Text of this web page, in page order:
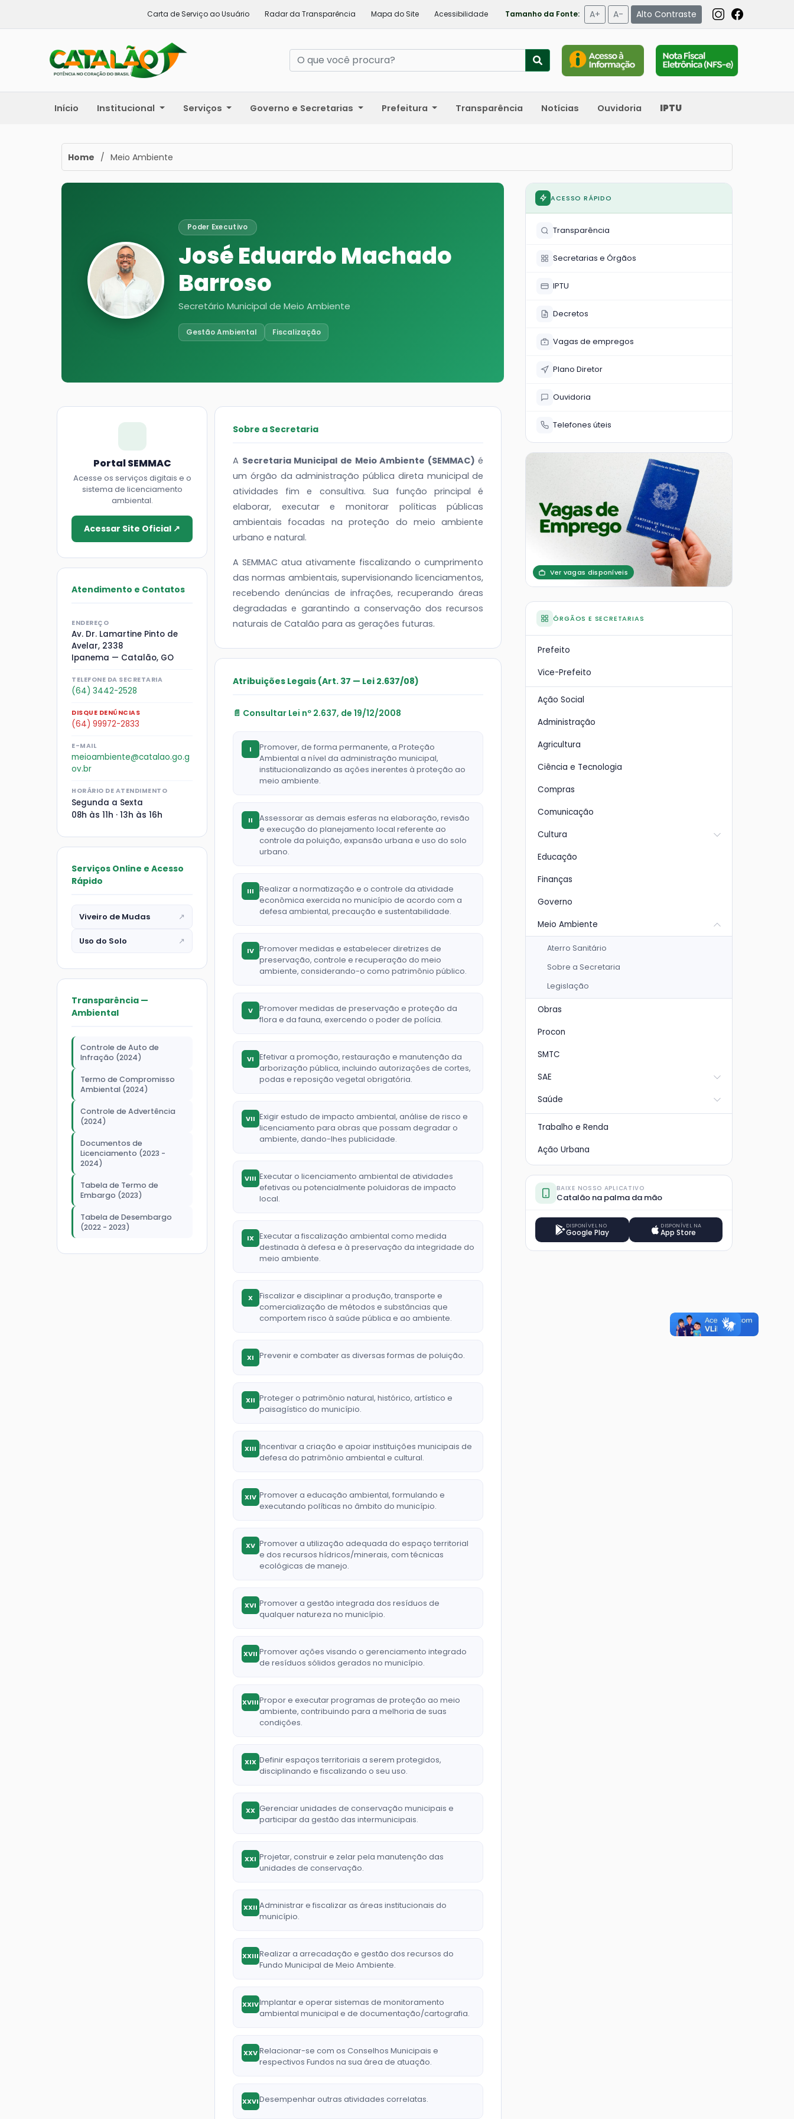
Carta de Serviço ao Usuário Radar da Transparência Mapa do Site Acessibilidade Tamanho da Fonte: A+ A- Alto Contraste
Início Institucional Serviços Governo e Secretarias Prefeitura Transparência Notícias Ouvidoria IPTU
Home / Meio Ambiente
Poder Executivo
José Eduardo Machado
Barroso
Secretário Municipal de Meio Ambiente
Gestão Ambiental Fiscalização
Portal SEMMAC
Acesse os serviços digitais e o
sistema de licenciamento
ambiental.
Acessar Site Oficial ↗
Atendimento e Contatos
ENDEREÇO
Av. Dr. Lamartine Pinto de
Avelar, 2338
Ipanema — Catalão, GO
TELEFONE DA SECRETARIA
(64) 3442-2528
DISQUE DENÚNCIAS
(64) 99972-2833
E-MAIL
meioambiente@catalao.go.g
ov.br
HORÁRIO DE ATENDIMENTO
Segunda a Sexta
08h às 11h · 13h às 16h
Serviços Online e Acesso
Rápido
Viveiro de Mudas ↗
Uso do Solo ↗
Transparência —
Ambiental
Controle de Auto de
Infração (2024)
Termo de Compromisso
Ambiental (2024)
Controle de Advertência
(2024)
Documentos de
Licenciamento (2023 -
2024)
Tabela de Termo de
Embargo (2023)
Tabela de Desembargo
(2022 - 2023)
Sobre a Secretaria
A Secretaria Municipal de Meio Ambiente (SEMMAC) é
um órgão da administração pública direta municipal de
atividades fim e consultiva. Sua função principal é
elaborar, executar e monitorar políticas públicas
ambientais focadas na proteção do meio ambiente
urbano e natural.
A SEMMAC atua ativamente fiscalizando o cumprimento
das normas ambientais, supervisionando licenciamentos,
recebendo denúncias de infrações, recuperando áreas
degradadas e garantindo a conservação dos recursos
naturais de Catalão para as gerações futuras.
Atribuições Legais (Art. 37 — Lei 2.637/08)
📄 Consultar Lei nº 2.637, de 19/12/2008
I
Promover, de forma permanente, a Proteção
Ambiental a nível da administração municipal,
institucionalizando as ações inerentes à proteção ao
meio ambiente.
II
Assessorar as demais esferas na elaboração, revisão
e execução do planejamento local referente ao
controle da poluição, expansão urbana e uso do solo
urbano.
III
Realizar a normatização e o controle da atividade
econômica exercida no município de acordo com a
defesa ambiental, precaução e sustentabilidade.
IV Promover medidas e estabelecer diretrizes de
preservação, controle e recuperação do meio
ambiente, considerando-o como patrimônio público.
V
Promover medidas de preservação e proteção da
flora e da fauna, exercendo o poder de polícia.
VI
Efetivar a promoção, restauração e manutenção da
arborização pública, incluindo autorizações de cortes,
podas e reposição vegetal obrigatória.
VII Exigir estudo de impacto ambiental, análise de risco e
licenciamento para obras que possam degradar o
ambiente, dando-lhes publicidade.
VIII Executar o licenciamento ambiental de atividades
efetivas ou potencialmente poluidoras de impacto
local.
IX Executar a fiscalização ambiental como medida
destinada à defesa e à preservação da integridade do
meio ambiente.
X
Fiscalizar e disciplinar a produção, transporte e
comercialização de métodos e substâncias que
comportem risco à saúde pública e ao ambiente.
XI Prevenir e combater as diversas formas de poluição.
XII Proteger o patrimônio natural, histórico, artístico e
paisagístico do município.
XIII Incentivar a criação e apoiar instituições municipais de
defesa do patrimônio ambiental e cultural.
XIV Promover a educação ambiental, formulando e
executando políticas no âmbito do município.
XV Promover a utilização adequada do espaço territorial
e dos recursos hídricos/minerais, com técnicas
ecológicas de manejo.
XVI Promover a gestão integrada dos resíduos de
qualquer natureza no município.
XVII Promover ações visando o gerenciamento integrado
de resíduos sólidos gerados no município.
XVIIIPropor e executar programas de proteção ao meio
ambiente, contribuindo para a melhoria de suas
condições.
XIX Definir espaços territoriais a serem protegidos,
disciplinando e fiscalizando o seu uso.
XX Gerenciar unidades de conservação municipais e
participar da gestão das intermunicipais.
XXI Projetar, construir e zelar pela manutenção das
unidades de conservação.
XXII Administrar e fiscalizar as áreas institucionais do
município.
XXIIIRealizar a arrecadação e gestão dos recursos do
Fundo Municipal de Meio Ambiente.
XXIVImplantar e operar sistemas de monitoramento
ambiental municipal e de documentação/cartografia.
XXVRelacionar-se com os Conselhos Municipais e
respectivos Fundos na sua área de atuação.
XXVIDesempenhar outras atividades correlatas.
ACESSO RÁPIDO
Transparência
Secretarias e Órgãos
IPTU
Decretos
Vagas de empregos
Plano Diretor
Ouvidoria
Telefones úteis
Ver vagas disponíveis
ÓRGÃOS E SECRETARIAS
Prefeito
Vice-Prefeito
Ação Social
Administração
Agricultura
Ciência e Tecnologia
Compras
Comunicação
Cultura
Educação
Finanças
Governo
Meio Ambiente
Aterro Sanitário
Sobre a Secretaria
Legislação
Obras
Procon
SMTC
SAE
Saúde
Trabalho e Renda
Ação Urbana
BAIXE NOSSO APLICATIVO
Catalão na palma da mão
DISPONÍVEL NO
Google Play
DISPONÍVEL NA
App Store